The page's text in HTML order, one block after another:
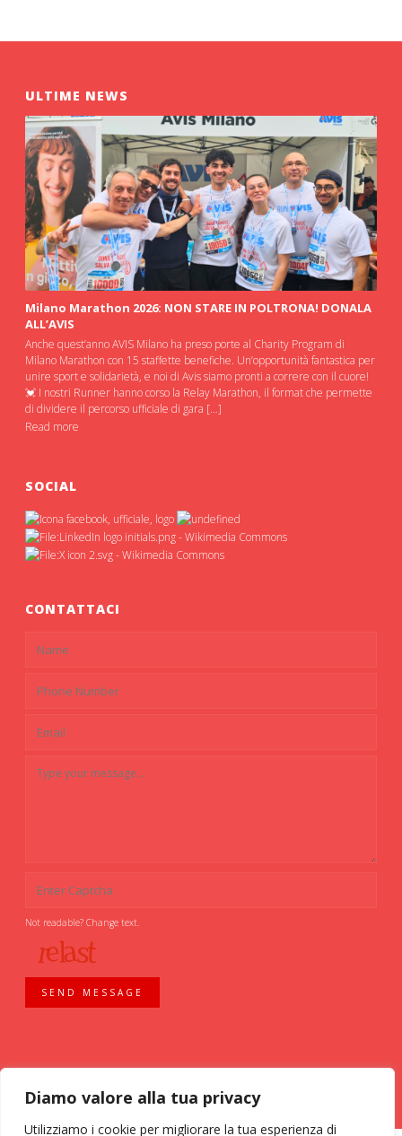
Diamo valore alla tua privacy
Utilizziamo i cookie per migliorare la tua esperienza di
ULTIME NEWS
Milano Marathon 2026: NON STARE IN POLTRONA! DONALA
ALL’AVIS
Anche quest’anno AVIS Milano ha preso porte al Charity Program di
Milano Marathon con 15 staffette benefiche. Un’opportunità fantastica per
unire sport e solidarietà, e noi di Avis siamo pronti a correre con il cuore!
💓 I nostri Runner hanno corso la Relay Marathon, il format che permette
di dividere il percorso ufficiale di gara […]
Read more
SOCIAL
CONTATTACI
Not readable? Change text.
SEND MESSAGE